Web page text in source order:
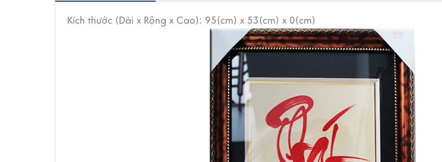
Kích thước (Dài x Rộng x Cao): 95(cm) x 53(cm) x 0(cm)